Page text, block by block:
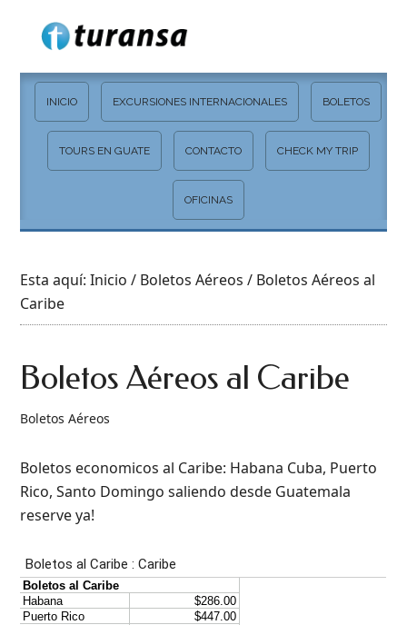
INICIO EXCURSIONES INTERNACIONALES BOLETOS
TOURS EN GUATE CONTACTO CHECK MY TRIP
OFICINAS
Esta aquí:Inicio / Boletos Aéreos / Boletos Aéreos al
Caribe
Boletos Aéreos al Caribe
Boletos Aéreos
Boletos economicos al Caribe: Habana Cuba, Puerto
Rico, Santo Domingo saliendo desde Guatemala
reserve ya!